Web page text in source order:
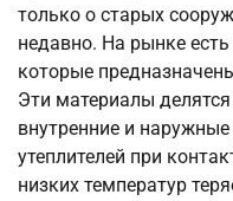
только о старых
недавно. На рынке
которые
Эти материалы
внутренние и
утеплителей при
низких температур